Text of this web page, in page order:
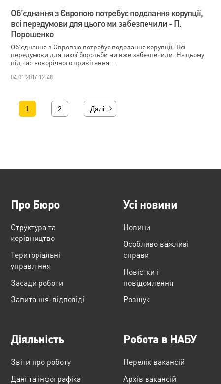
Об’єднання з Європою потребує подолання корупції,
всі передумови для цього ми забезпечили - П.
Порошенко
Об’єднання з Європою потребує подолання корупції. Всі
передумови для такої боротьби ми вже забезпечили. На цьому
під час новорічного привітання ...
04.01.2016 12:48
1 2 Далі
Про Бюро
Структура та
керівництво
Територіальні
управління
Засади роботи
Запитання-відповіді
Усі новини
Новини
Особливо важливі
справи
Повістки і
повідомлення
Розшук
Діяльність
Звіти про роботу
Дані та інфографіка
Робота в НАБУ
Перелік вакансій
Архів вакансій